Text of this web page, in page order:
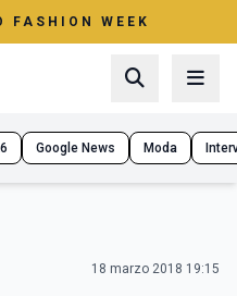
FASHION WEEK
Google News Moda
18 marzo 2018 19:15